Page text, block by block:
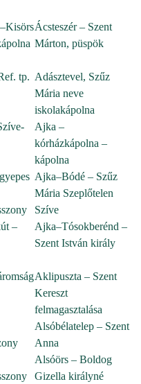
Ácsteszér – Szent
Márton, püspök
tp. Adásztevel, Szűz
Mária neve
iskolakápolna
Ajka –
kórházkápolna –
kápolna
Ajka–Bódé – Szűz
Mária Szeplőtelen
Szíve
–
Ajka–Tósokberénd –
Szent István király
Aklipuszta – Szent
Kereszt
felmagasztalása
Alsóbélatelep – Szent
Anna
Alsóörs – Boldog
Gizella királyné